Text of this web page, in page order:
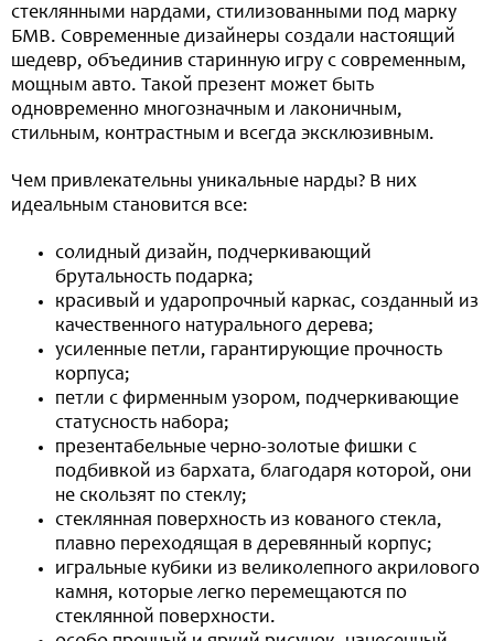
стеклянными нардами, стилизованными под марку
БМВ. Современные дизайнеры создали настоящий
шедевр, объединив старинную игру с современным,
мощным авто. Такой презент может быть
одновременно многозначным и лаконичным,
стильным, контрастным и всегда эксклюзивным.
Чем привлекательны уникальные нарды? В них
идеальным становится все:
солидный дизайн, подчеркивающий
брутальность подарка;
красивый и ударопрочный каркас, созданный из
качественного натурального дерева;
усиленные петли, гарантирующие прочность
корпуса;
петли с фирменным узором, подчеркивающие
статусность набора;
презентабельные черно-золотые фишки с
подбивкой из бархата, благодаря которой, они
не скользят по стеклу;
стеклянная поверхность из кованого стекла,
плавно переходящая в деревянный корпус;
игральные кубики из великолепного акрилового
камня, которые легко перемещаются по
стеклянной поверхности.